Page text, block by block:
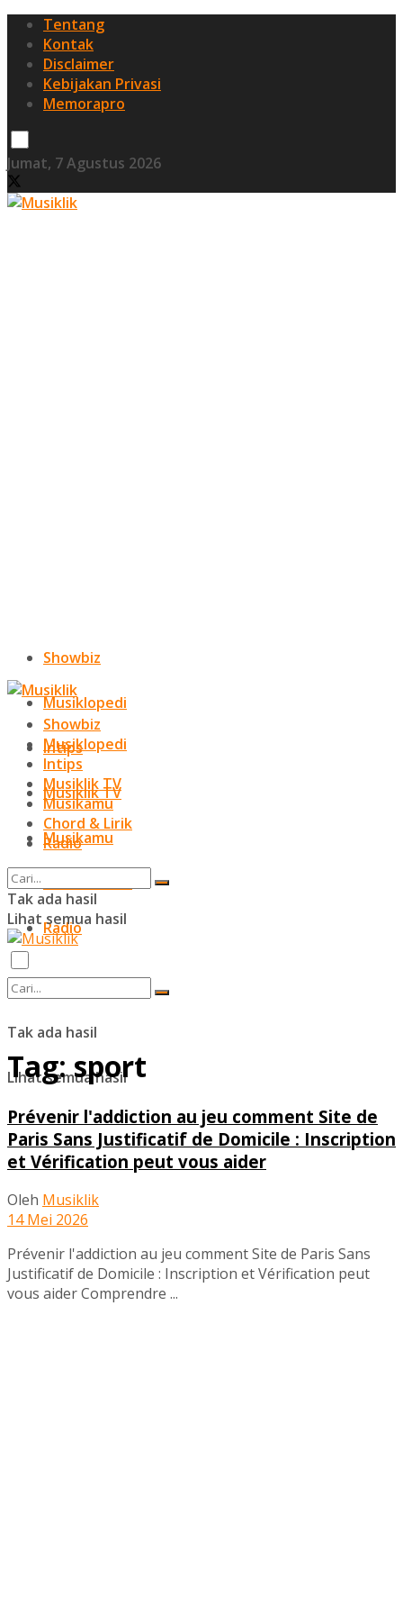
Tentang
Kontak
Disclaimer
Kebijakan Privasi
Memorapro
Jumat, 7 Agustus 2026
Showbiz
Musiklopedi
Intips
Musiklik TV
Musikamu
Radio
Tak ada hasil
Lihat semua hasil
Showbiz
Musiklopedi
Intips
Musiklik TV
Musikamu
Chord & Lirik
Radio
Tak ada hasil
Lihat semua hasil
Tag:sport
Prévenir l'addiction au jeu comment Site de
Paris Sans Justificatif de Domicile : Inscription
et Vérification peut vous aider
Oleh Musiklik
14 Mei 2026
Prévenir l'addiction au jeu comment Site de Paris Sans
Justificatif de Domicile : Inscription et Vérification peut
vous aider Comprendre ...